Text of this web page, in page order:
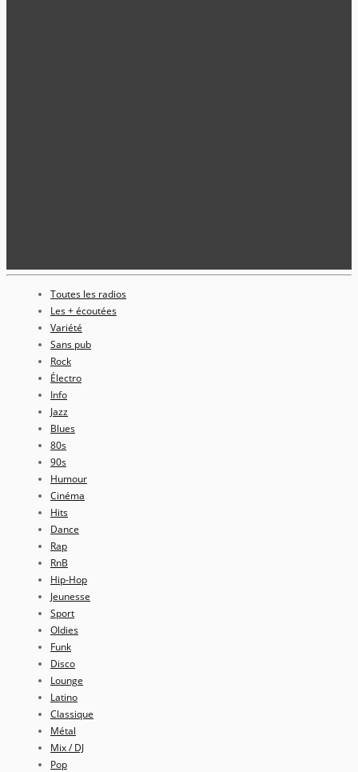
Toutes les radios
Les + écoutées
Variété
Sans pub
Rock
Électro
Info
Jazz
Blues
80s
90s
Humour
Cinéma
Hits
Dance
Rap
RnB
Hip-Hop
Jeunesse
Sport
Oldies
Funk
Disco
Lounge
Latino
Classique
Métal
Mix / DJ
Pop